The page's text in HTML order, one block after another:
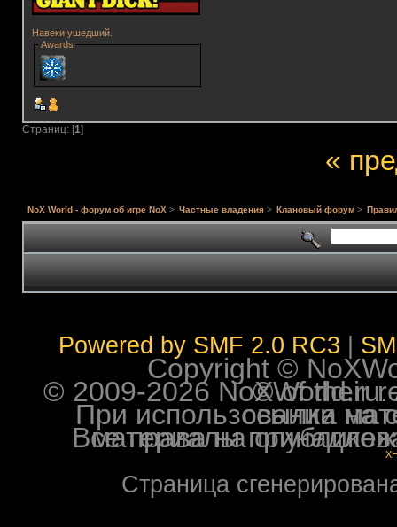
Навеки ушедший.
Awards
Страниц: [1]
«
NoX World - форум об игре NoX > Частные владения > Клановый форум >
Powered by SMF 2.0 RC3
Copyright ©
© 2009-2026 NoXWorld.ru. All
При использовании
Все права на опубликованные на форуме
Страница